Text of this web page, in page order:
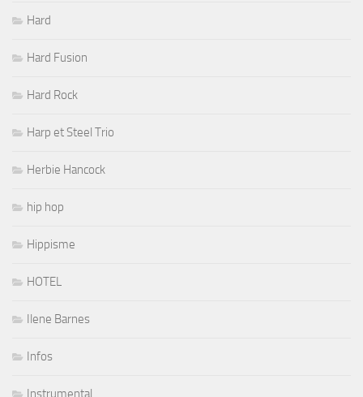
Hard
Hard Fusion
Hard Rock
Harp et Steel Trio
Herbie Hancock
hip hop
Hippisme
HOTEL
Ilene Barnes
Infos